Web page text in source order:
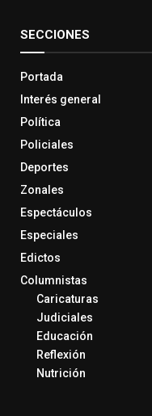
SECCIONES
Portada
Interés general
Política
Policiales
Deportes
Zonales
Espectáculos
Especiales
Edictos
Columnistas
Caricaturas
Judiciales
Educación
Reflexión
Nutrición